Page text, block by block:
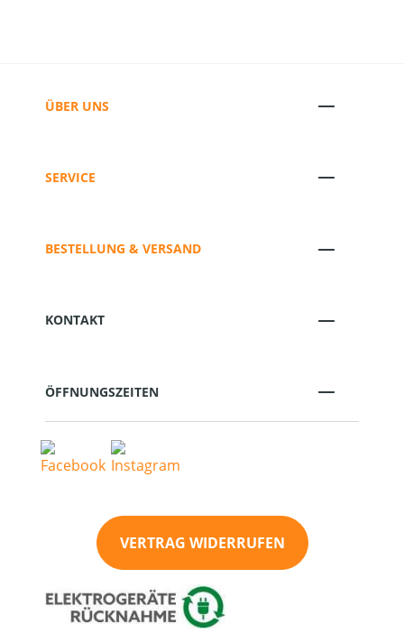
ÜBER UNS
SERVICE
BESTELLUNG & VERSAND
KONTAKT
ÖFFNUNGSZEITEN
VERTRAG WIDERRUFEN